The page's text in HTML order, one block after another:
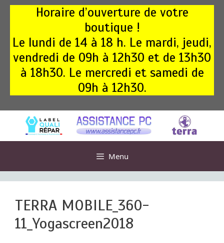
Aller
Horaire d’ouverture de votre
boutique !
Le lundi de 14 à 18 h. Le mardi, jeudi,
vendredi de 09h à 12h30 et de 13h30
à 18h30. Le mercredi et samedi de
09h à 12h30.
Menu
TERRA MOBILE_360-
11_Yogascreen2018